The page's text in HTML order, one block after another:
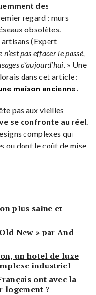
des
regard : murs
obsolètes.
artisans (Expert
n’est pas effacer le passé,
d’aujourd’hui. » Une
dans cet article :
maison ancienne
pas aux vieilles
se confronte au réel
complexes qui
ou dont le coût de mise
plus saine et
New » par And
un hotel de luxe
industriel
ont avec la
logement ?